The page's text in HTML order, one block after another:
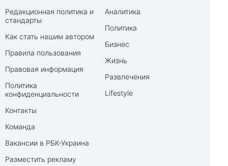
Редакционная политика и
стандарты
Как стать нашим автором
Правила пользования
Правовая информация
Политика
конфиденциальности
Контакты
Команда
Вакансии в РБК-Украина
Разместить рекламу
Аналитика
Политика
Бизнес
Жизнь
Развлечения
Lifestyle